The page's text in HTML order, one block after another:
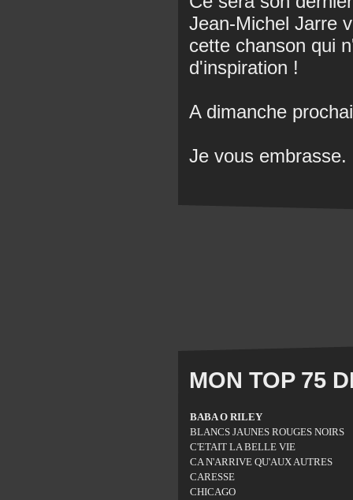
Jean-Michel Jarre
cette chanson qui
d'inspiration !
A dimanche
Je vous embrasse.
MON TOP 75
BABA O RILEY
BLANCS JAUNES ROUGES NOIRS
C'ETAIT LA BELLE VIE
CA N'ARRIVE QU'AUX AUTRES
CARESSE
CHICAGO